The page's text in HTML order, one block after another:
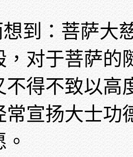
到：菩萨大
，对于菩萨的
不得不致以高
常宣扬大士功